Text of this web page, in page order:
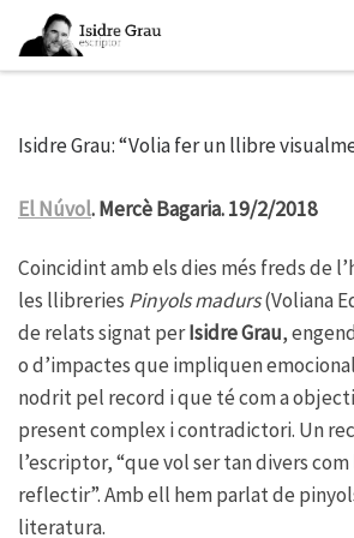
Skip to content
Isidre Grau: “Volia fer un llibre
El Núvol. Mercè Bagaria. 19/2/2018
Coincidint amb els dies més freds de
les llibreries Pinyols madurs(Voliana
de relats signat perIsidre Grau,
o d’impactes que impliquen
nodrit pel record i que té com a
present complex i contradictori. Un
l’escriptor, “que vol ser tan divers
reflectir”. Amb ell hem parlat de
literatura.